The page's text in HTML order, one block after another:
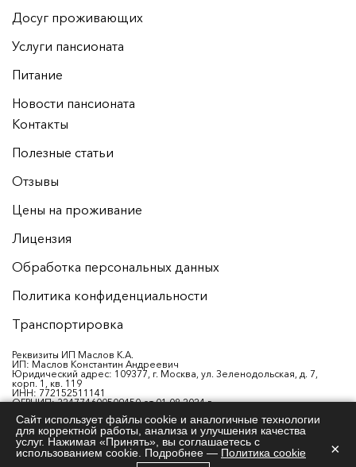
Досуг проживающих
Услуги пансионата
Питание
Новости пансионата
Контакты
Полезные статьи
Отзывы
Цены на проживание
Лицензия
Обработка персональных данных
Политика конфиденциальности
Транспортировка
Реквизиты ИП Маслов К.А.
ИП: Маслов Константин Андреевич
Юридический адрес: 109377, г. Москва, ул. Зеленодольская, д. 7,
корп. 1, кв. 119
ИНН: 772152511141
ОГРНИП: 324774600509450 от 01.08.2024 г.
Банк: ФИЛИАЛ «РОСТОВСКИЙ» АО «АЛЬФА-БАНК»
БИК: 046015207
К/с: 30101810500000000207 в ОТДЕЛЕНИЕ РОСТОВ-НА-ДОНУ БАНКА
РОССИИ
Сайт использует файлы cookie и аналогичные технологии
для корректной работы, анализа и улучшения качества
услуг. Нажимая «Принять», вы соглашаетесь с
использованием cookie. Подробнее — Политика cookie
×